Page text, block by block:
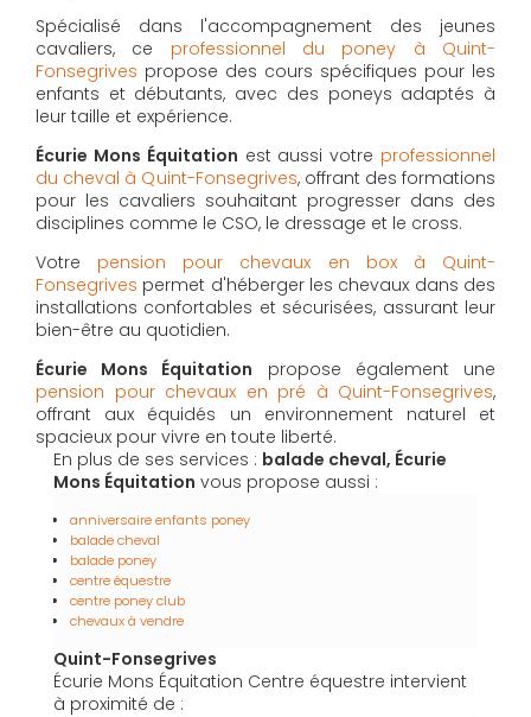
Spécialisé dans l'accompagnement des jeunes
cavaliers, ce professionnel du poney à Quint-
Fonsegrives propose des cours spécifiques pour les
enfants et débutants, avec des poneys adaptés à
leur taille et expérience.
Écurie Mons Équitation est aussi votre professionnel
du cheval à Quint-Fonsegrives, offrant des formations
pour les cavaliers souhaitant progresser dans des
disciplines comme le CSO, le dressage et le cross.
Votre pension pour chevaux en box à Quint-
Fonsegrives permet d'héberger les chevaux dans des
installations confortables et sécurisées, assurant leur
bien-être au quotidien.
Écurie Mons Équitation propose également une
pension pour chevaux en pré à Quint-Fonsegrives,
offrant aux équidés un environnement naturel et
spacieux pour vivre en toute liberté.
En plus de ses services : balade cheval, Écurie
Mons Équitation vous propose aussi :
anniversaire enfants poney
balade cheval
balade poney
centre équestre
centre poney club
chevaux à vendre
Quint-Fonsegrives
Écurie Mons Équitation Centre équestre intervient
à proximité de :